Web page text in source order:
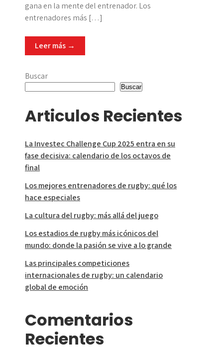
gana en la mente del entrenador. Los
entrenadores más […]
Leer más →
Buscar
Buscar
Articulos Recientes
La Investec Challenge Cup 2025 entra en su
fase decisiva: calendario de los octavos de
final
Los mejores entrenadores de rugby: qué los
hace especiales
La cultura del rugby: más allá del juego
Los estadios de rugby más icónicos del
mundo: donde la pasión se vive a lo grande
Las principales competiciones
internacionales de rugby: un calendario
global de emoción
Comentarios
Recientes